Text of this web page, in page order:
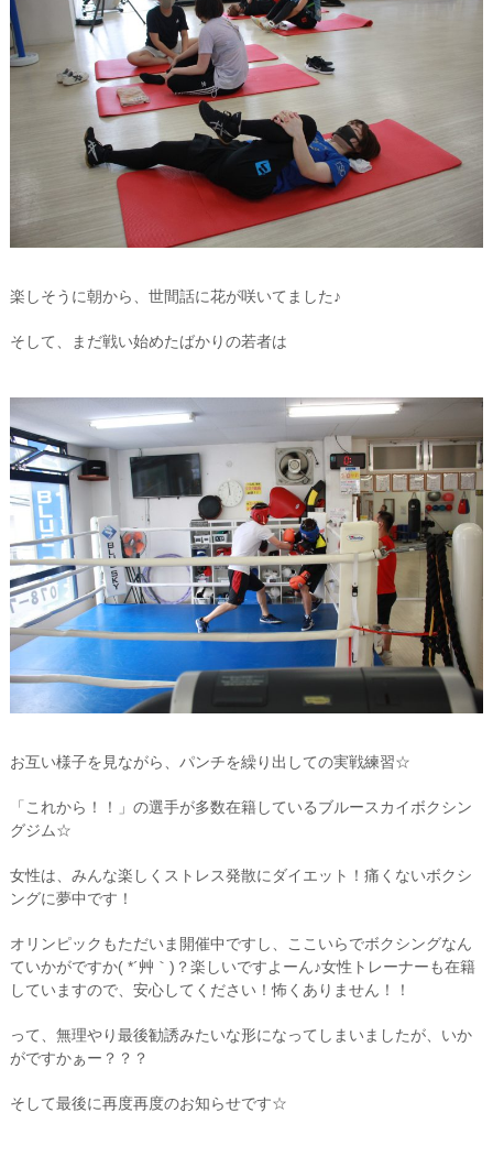
楽しそうに朝から、世間話に花が咲いてました♪
そして、まだ戦い始めたばかりの若者は
お互い様子を見ながら、パンチを繰り出しての実戦練習☆
「これから！！」の選手が多数在籍しているブルースカイボクシン
グジム☆
女性は、みんな楽しくストレス発散にダイエット！痛くないボクシ
ングに夢中です！
オリンピックもただいま開催中ですし、ここいらでボクシングなん
ていかがですか( *´艸｀)？楽しいですよーん♪女性トレーナーも在籍
していますので、安心してください！怖くありません！！
って、無理やり最後勧誘みたいな形になってしまいましたが、いか
がですかぁー？？？
そして最後に再度再度のお知らせです☆